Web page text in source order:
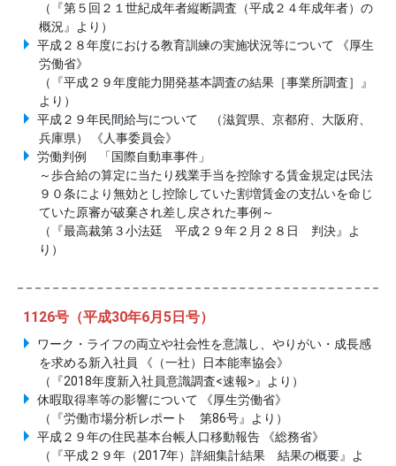
（『第５回２１世紀成年者縦断調査（平成２４年成年者）の
概況』より）
平成２８年度における教育訓練の実施状況等について 《厚生
労働省》
（『平成２９年度能力開発基本調査の結果［事業所調査］』
より）
平成２９年民間給与について （滋賀県、京都府、大阪府、
兵庫県） 《人事委員会》
労働判例 「国際自動車事件」
～歩合給の算定に当たり残業手当を控除する賃金規定は民法
９０条により無効とし控除していた割増賃金の支払いを命じ
ていた原審が破棄され差し戻された事例～
（『最高裁第３小法廷 平成２９年２月２８日 判決』よ
り）
1126号（平成30年6月5日号）
ワーク・ライフの両立や社会性を意識し、やりがい・成長感
を求める新入社員 《（一社）日本能率協会》
（『2018年度新入社員意識調査<速報>』より）
休暇取得率等の影響について 《厚生労働省》
（『労働市場分析レポート 第86号』より）
平成２９年の住民基本台帳人口移動報告 《総務省》
（『平成２９年（2017年）詳細集計結果 結果の概要』よ